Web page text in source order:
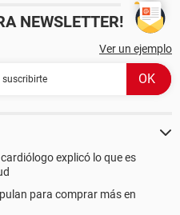
NEWSLETTER!
Ver un ejemplo
explicó lo que es
para comprar más en